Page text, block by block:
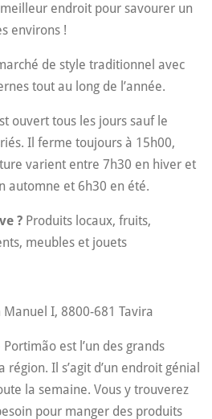
meilleur endroit pour savourer un
environs !
de style traditionnel avec
tout au long de l’année.
ouvert tous les jours sauf le
Il ferme toujours à 15h00,
varient entre 7h30 en hiver et
automne et 6h30 en été.
? Produits locaux, fruits,
meubles et jouets
I, 8800-681 Tavira
est l’un des grands
Il s’agit d’un endroit génial
la semaine. Vous y trouverez
pour manger des produits